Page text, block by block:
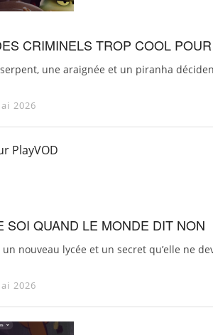
CRIMINELS TROP COOL
une araignée et un piranha
2026
SOI QUAND LE MONDE DIT NON
nouveau lycée et un secret qu’elle ne
2026